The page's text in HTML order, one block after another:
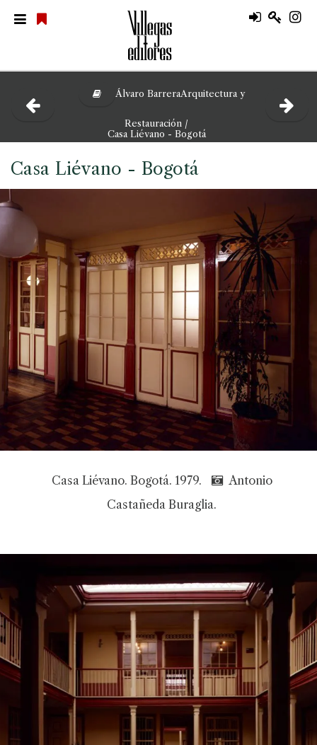
Álvaro BarreraArquitectura y
Restauración /
Casa Liévano - Bogotá
Casa Liévano - Bogotá
Casa Liévano. Bogotá. 1979.
Antonio
Castañeda Buraglia.